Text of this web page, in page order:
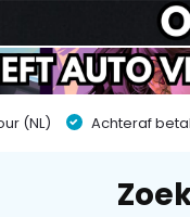
(NL) Achteraf